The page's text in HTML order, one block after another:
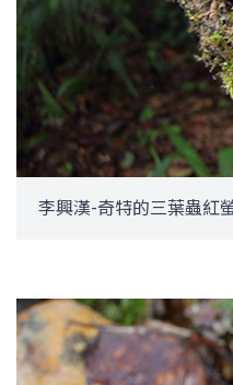
李興漢-奇特的三葉蟲紅